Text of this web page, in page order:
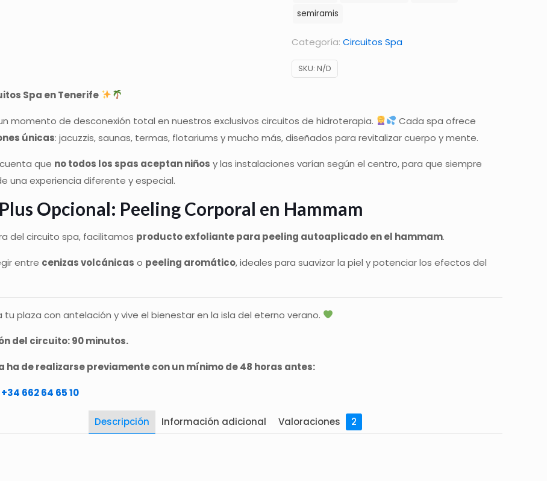
bienestar
mejores
semiramis
Categoría:Circuitos Spa
SKU:N/D
Spa en Tenerife
momento de desconexión total en nuestros exclusivos circuitos de hidroterapia.
Cada spa ofrece
únicas: jacuzzis, saunas, termas, flotariums y mucho más, diseñados para revitalizar cuerpo y mente.
que no todos los spas aceptan niños y las instalaciones varían según el centro, para que siempre
una experiencia diferente y especial.
Plus Opcional: Peeling Corporal en Hammam
del circuito spa, facilitamos producto exfoliante para peeling autoaplicado en el hammam.
entre cenizas volcánicas o peeling aromático, ideales para suavizar la piel y potenciar los efectos del
tu plaza con antelación y vive el bienestar en la isla del eterno verano.
del circuito: 90 minutos.
ha de realizarse previamente con un mínimo de 48 horas antes:
+34 662 64 65 10
Descripción Información adicional Valoraciones 2